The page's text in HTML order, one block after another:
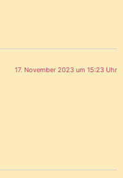
17. November 2023 um 15:23 Uhr